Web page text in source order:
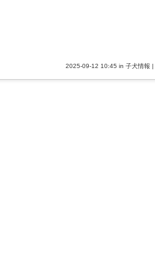
2025-09-12 10:45 in 子犬情報 |